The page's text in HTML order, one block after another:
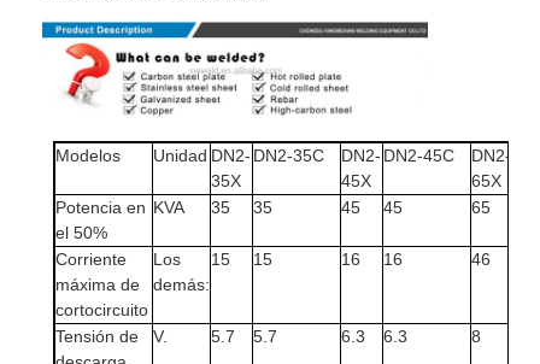
Modelos Unidad DN2-
35X
DN2-35C
DN2-
45X
DN2-45C
DN2-
65X
Potencia en
el 50%
KVA 35 35 45 45 65
Corriente
máxima de
cortocircuito
Los
demás:
15 15 16 16 46
Tensión de
V. 5.7 5.7 6.3 6.3 8